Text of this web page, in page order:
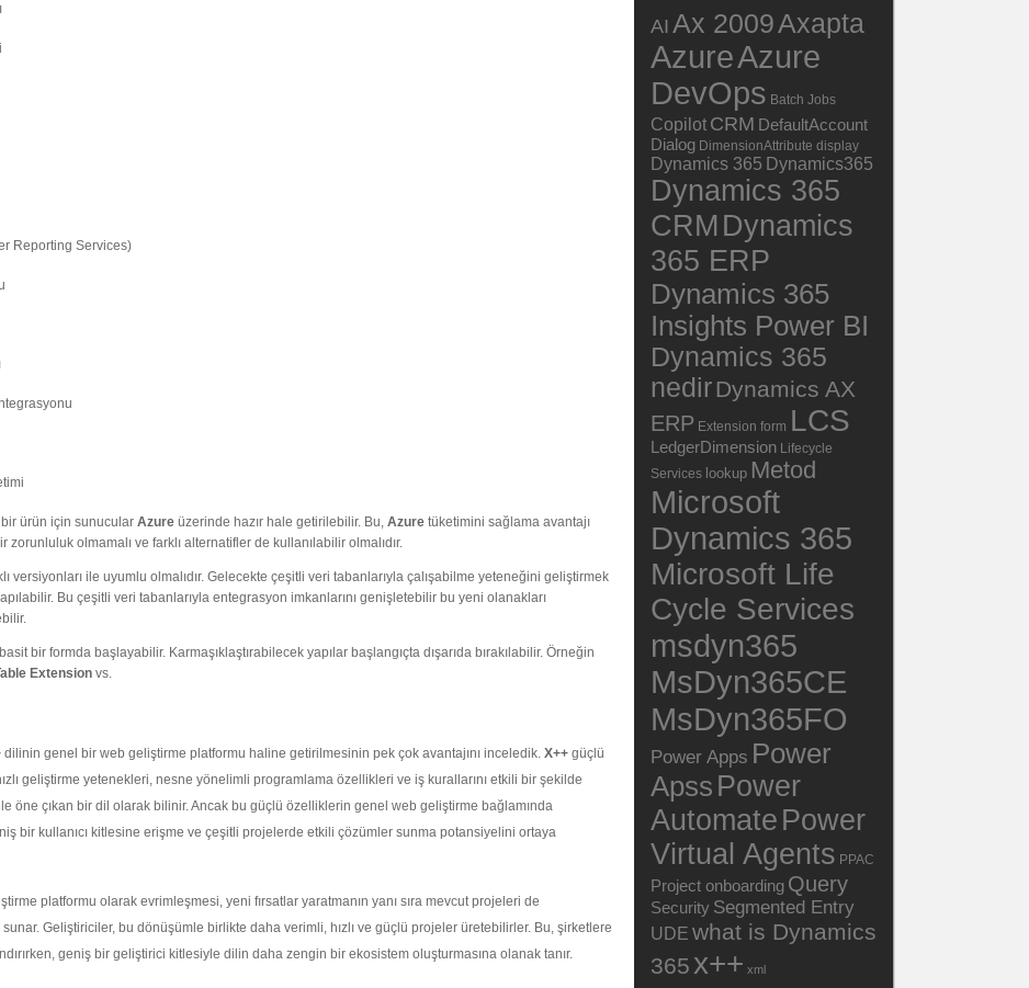
Reporting Services)
ürün için sunucular Azure üzerinde hazır hale getirilebilir. Bu, Azure tüketimini sağlama avantajı
zorunluluk olmamalı ve farklı alternatifler de kullanılabilir olmalıdır.
versiyonları ile uyumlu olmalıdır. Gelecekte çeşitli veri tabanlarıyla çalışabilme yeteneğini geliştirmek
Bu çeşitli veri tabanlarıyla entegrasyon imkanlarını genişletebilir bu yeni olanakları
bir formda başlayabilir. Karmaşıklaştırabilecek yapılar başlangıçta dışarıda bırakılabilir. Örneğin
Extension vs.
dilinin genel bir web geliştirme platformu haline getirilmesinin pek çok avantajını inceledik. X++ güçlü
geliştirme yetenekleri, nesne yönelimli programlama özellikleri ve iş kurallarını etkili bir şekilde
öne çıkan bir dil olarak bilinir. Ancak bu güçlü özelliklerin genel web geliştirme bağlamında
bir kullanıcı kitlesine erişme ve çeşitli projelerde etkili çözümler sunma potansiyelini ortaya
platformu olarak evrimleşmesi, yeni fırsatlar yaratmanın yanı sıra mevcut projeleri de
Geliştiriciler, bu dönüşümle birlikte daha verimli, hızlı ve güçlü projeler üretebilirler. Bu, şirketlere
geniş bir geliştirici kitlesiyle dilin daha zengin bir ekosistem oluşturmasına olanak tanır.
AI Ax 2009Axapta
AzureAzure
DevOps Batch Jobs
Copilot CRM DefaultAccount
Dialog DimensionAttribute display
Dynamics 365 Dynamics365
Dynamics 365
CRM Dynamics
365 ERP
Dynamics 365
Insights Power BI
Dynamics 365
nedir Dynamics AX
ERP Extension form LCS
LedgerDimension Lifecycle
Services lookup Metod
Microsoft
Dynamics 365
Microsoft Life
Cycle Services
msdyn365
MsDyn365CE
MsDyn365FO
Power Apps Power
Apss Power
Automate Power
Virtual Agents PPAC
Project onboarding Query
Security Segmented Entry
UDE what is Dynamics
365 x++ xml